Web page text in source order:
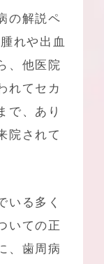
の解説ペ
れや出血
、他医院
れてセカ
で、あり
院されて
いる多く
いての正
、歯周病